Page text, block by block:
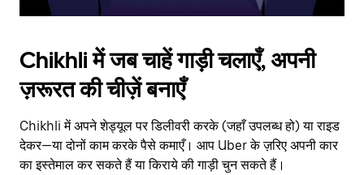
Chikhli में जब चाहें गाड़ी चलाएँ, अपनी
ज़रूरत की चीज़ें बनाएँ
Chikhli में अपने शेड्यूल पर डिलीवरी करके (जहाँ उपलब्ध हो) या राइड
देकर—या दोनों काम करके पैसे कमाएँ। आप Uber के ज़रिए अपनी कार
का इस्तेमाल कर सकते हैं या किराये की गाड़ी चुन सकते हैं।